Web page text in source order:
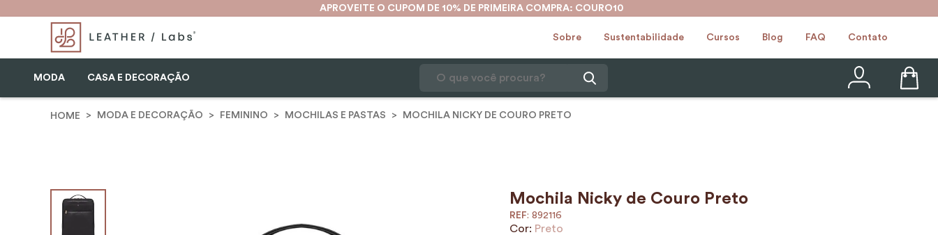
APROVEITE O CUPOM DE 10% DE PRIMEIRA COMPRA: COURO10
Sobre Sustentabilidade Cursos Blog FAQ Contato
MODA CASA E DECORAÇÃO
MODA E DECORAÇÃO FEMININO MOCHILAS E PASTAS MOCHILA NICKY DE COURO PRETO
Mochila Nicky de Couro Preto
: 892116
Cor: Preto